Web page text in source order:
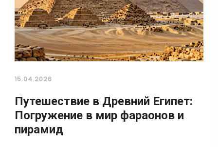
15.04.2026
Путешествие в Древний Египет:
Погружение в мир фараонов и
пирамид